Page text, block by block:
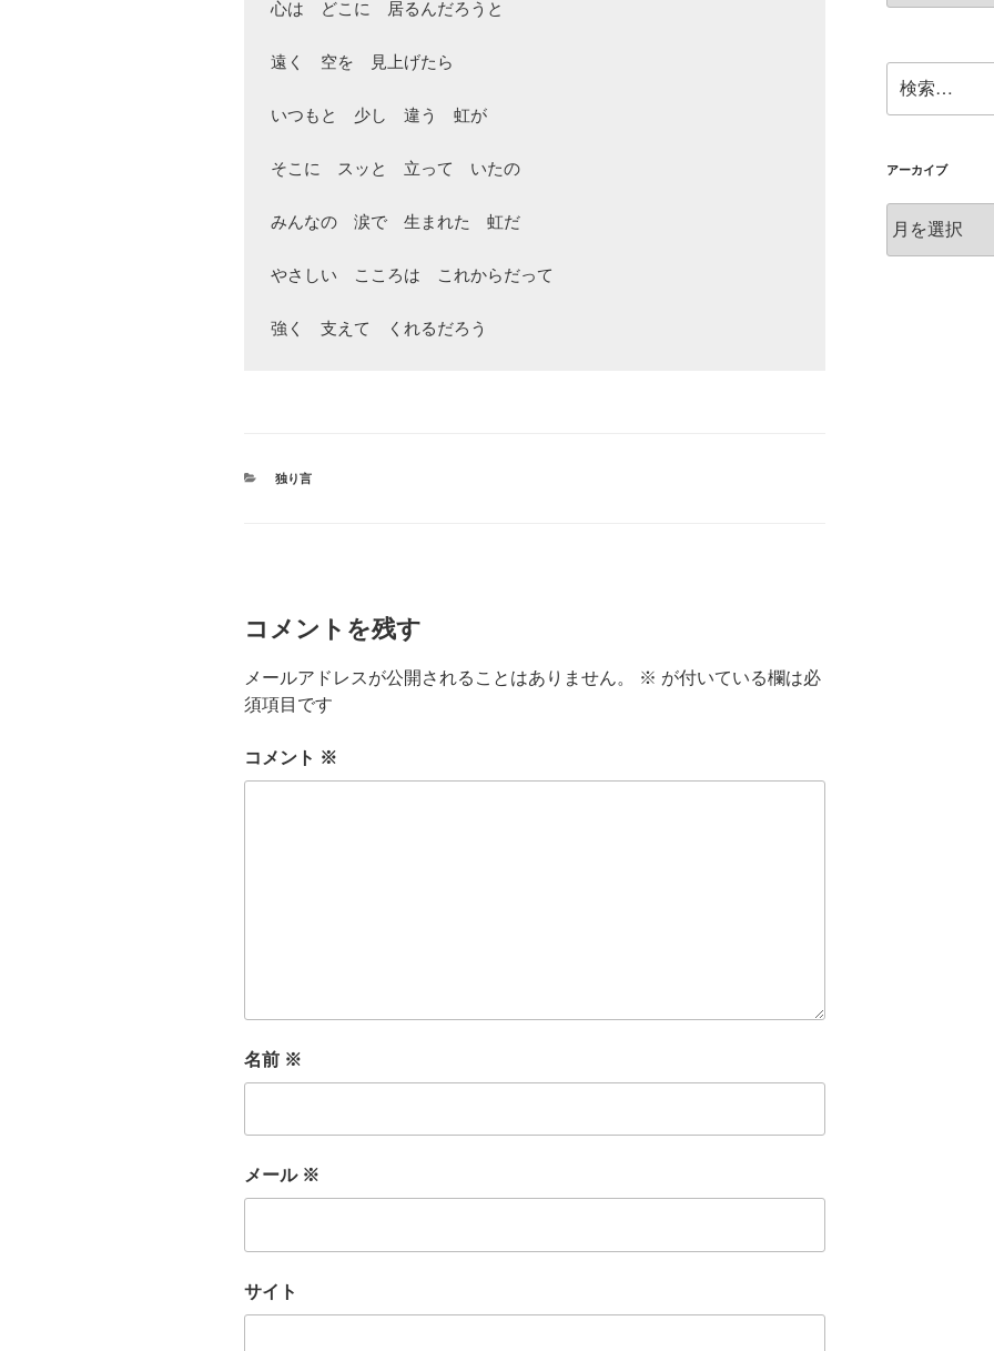
心は　どこに　居るんだろうと
遠く　空を　見上げたら
いつもと　少し　違う　虹が
そこに　スッと　立って　いたの
みんなの　涙で　生まれた　虹だ
やさしい　こころは　これからだって
カ
独り言
コメントを残す
メールアドレスが公開されることはありません。 ※ が付いている欄は必
須項目です
コメント ※
名前 ※
メール ※
サイト
ー
検
索
索:
アーカイブ
ー